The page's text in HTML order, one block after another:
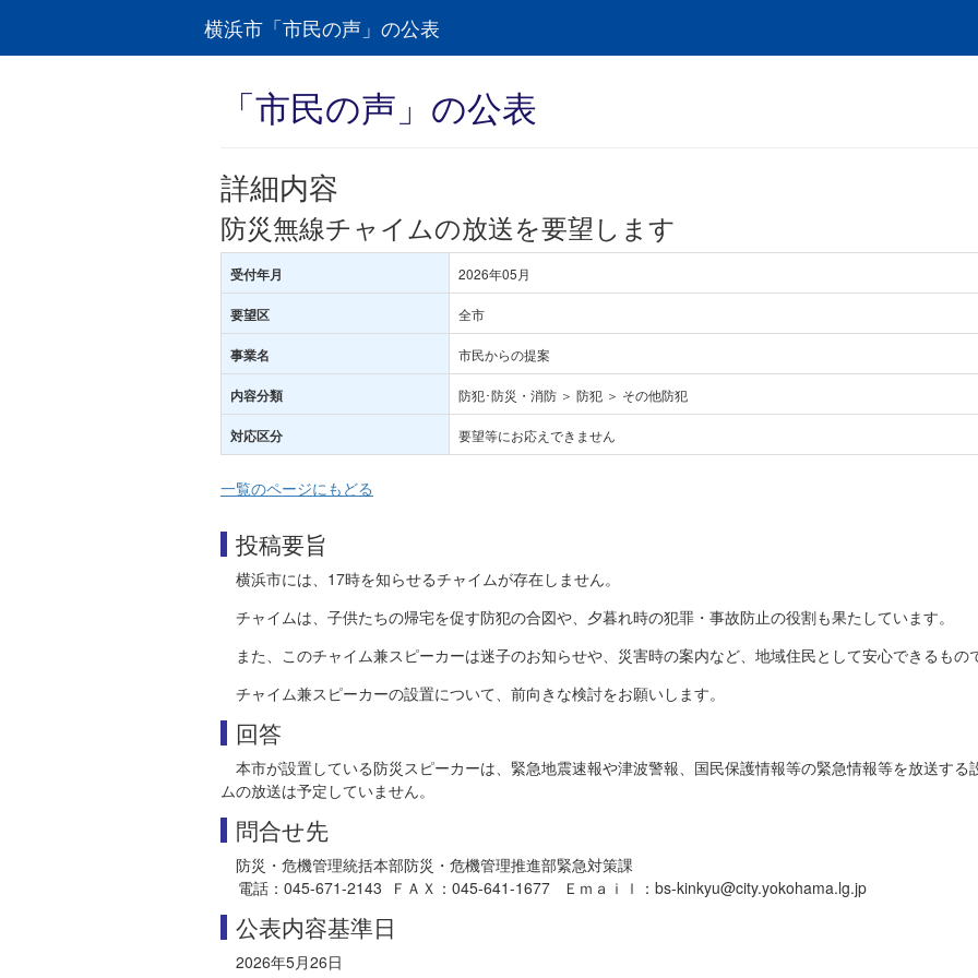
横浜市「市民の声」の公表
「市民の声」の公表
詳細内容
防災無線チャイムの放送を要望します
受付年月 2026年05月
要望区 全市
事業名 市民からの提案
内容分類 防犯･防災・消防 ＞ 防犯 ＞ その他防犯
対応区分 要望等にお応えできません
一覧のページにもどる
投稿要旨
横浜市には、17時を知らせるチャイムが存在しません。
チャイムは、子供たちの帰宅を促す防犯の合図や、夕暮れ時の犯罪・事故防止の役割も果たしています。
また、このチャイム兼スピーカーは迷子のお知らせや、災害時の案内など、地域住民として安心できるもの
チャイム兼スピーカーの設置について、前向きな検討をお願いします。
回答
本市が設置している防災スピーカーは、緊急地震速報や津波警報、国民保護情報等の緊急情報等を放送する
ムの放送は予定していません。
問合せ先
防災・危機管理統括本部防災・危機管理推進部緊急対策課
電話：045-671-2143 ＦＡＸ：045-641-1677 Ｅｍａｉｌ：bs-kinkyu@city.yokohama.lg.jp
公表内容基準日
2026年5月26日